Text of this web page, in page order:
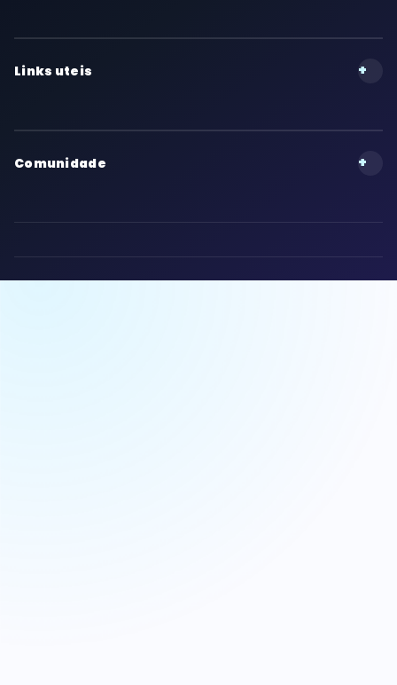
Links uteis +
Comunidade +